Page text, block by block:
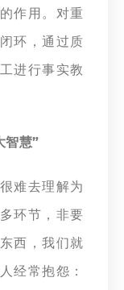
作用。对重
环，通过质
进行事实教
大智慧”
难去理解为
环节，非要
西，我们就
经常抱怨：